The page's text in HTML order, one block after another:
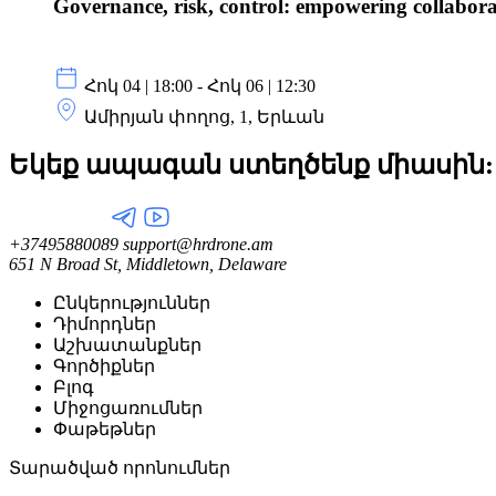
Governance, risk, control: empowering
Հոկ 04 | 18:00 - Հոկ 06 | 12:30
Ամիրյան փողոց, 1, Երևան
Եկեք ապագան ստեղծենք միասին:
+37495880089 support@hrdrone.am
651 N Broad St, Middletown, Delaware
Ընկերություններ
Դիմորդներ
Աշխատանքներ
Գործիքներ
Բլոգ
Միջոցառումներ
Փաթեթներ
Տարածված որոնումներ